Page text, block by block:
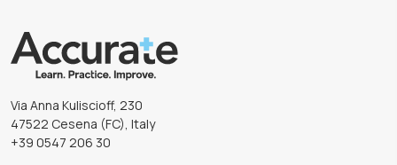
Via Anna Kuliscioff, 230
47522 Cesena (FC), Italy
+39 0547 206 30